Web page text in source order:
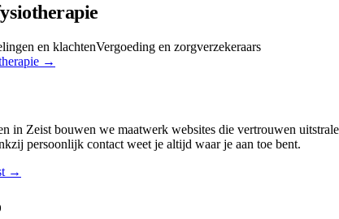
en klachtenVergoeding en zorgverzekeraars
→
in Zeist bouwen we maatwerk websites die vertrouwen
persoonlijk contact weet je altijd waar je aan toe bent.
→